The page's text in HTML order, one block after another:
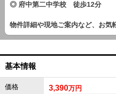
◎ 府中第二中学校 徒歩12分
物件詳細や現地ご案内など、お気
基本情報
価格 3,390万円